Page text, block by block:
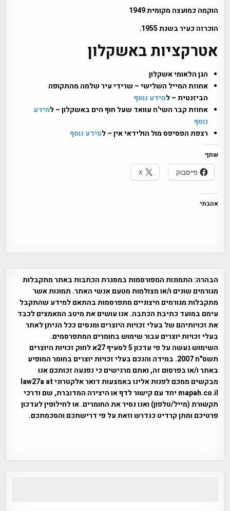
הוקמה כמועצה מקומית 1949
הוכרזה כעיר בשנת 1955.
אטרקציות באשקלון
הגן הלאומי אשקלון
אחוזת המייל השלישי – שרידי עיר שלמה מהתקופה
הביזנטית – למידע נוסף
אחוזת קבר השי'ח עוואד שעל חוף הים באשקלון – למידע
נוסף
רצפת הפסיפס מול הולידאי אין – למידע נוסף
שתף
פייסבוק
X
אהבתי
הבהרה: התמונות המפורסמות במסגרת הכתבות באתר מתקבלות
מגורמים שונים ו/או מצולמות מטעם אנשי האתר. תמונות אשר
מתקבלות מגורמים חיצוניים מתפרסמות בהתאם למידע שהתקבל
עימם במועד כתיבת הכתבה. אנו עושים את מיטב המאמצים לכבד
את זכויותיהם של בעלי זכויות היוצרים ומנסים ככל הניתן לאתר
בעלי זכויות יוצרים עבור שימוש בחומרים המתפרסמים.
השימוש נעשה על פי עדכון 5 לסעיף 27א לחוק זכויות היוצרים
תשס"ח 2007. במידה והנכם בעלי זכויות יוצרים בחומר המופיע
באתר ו/או בפרסום זה, ואתם מרגישים כי נפגעה זכותכם אנו
מבקשים ממכם לפנות אלינו באמצעות דואר אלקטרוני law27a at
mapah.co.il יחד עם קישור לדף או היצירה המדוברת, שם ודרכי
תקשורת (מייל/טלפון) ואנו נסיר את החומרים. או לחילופין לעדכון
פרטיכם ומתן קרדיט כנדרש וזאת על פי דרישתכם והסכמתכם.